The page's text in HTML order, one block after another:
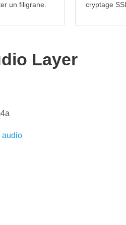
un filigrane. cryptage
Layer
audio